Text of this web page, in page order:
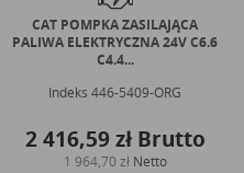
CAT POMPKA ZASILAJĄCA
PALIWA ELEKTRYCZNA 24V C6.6
C4.4...
Indeks 446-5409-ORG
2 416,59 złBrutto
1 964,70 zł Netto